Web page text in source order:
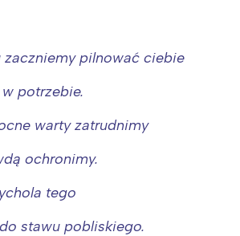
zaczniemy pilnować ciebie
potrzebie.
warty zatrudnimy
ochronimy.
tego
stawu pobliskiego.